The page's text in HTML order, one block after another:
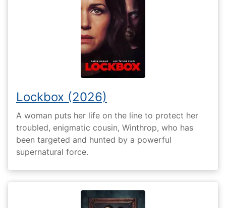
Lockbox (2026)
A woman puts her life on the line to protect her
troubled, enigmatic cousin, Winthrop, who has
been targeted and hunted by a powerful
supernatural force.